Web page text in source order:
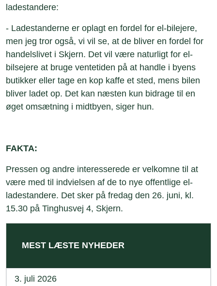
ladestandere:
- Ladestanderne er oplagt en fordel for el-bilejere,
men jeg tror også, vi vil se, at de bliver en fordel for
handelslivet i Skjern. Det vil være naturligt for el-
bilsejere at bruge ventetiden på at handle i byens
butikker eller tage en kop kaffe et sted, mens bilen
bliver ladet op. Det kan næsten kun bidrage til en
øget omsætning i midtbyen, siger hun.
FAKTA:
Pressen og andre interesserede er velkomne til at
være med til indvielsen af de to nye offentlige el-
ladestandere. Det sker på fredag den 26. juni, kl.
15.30 på Tinghusvej 4, Skjern.
MEST LÆSTE NYHEDER
3. juli 2026